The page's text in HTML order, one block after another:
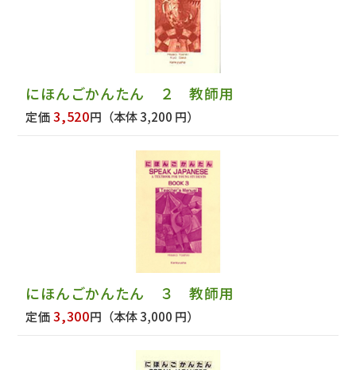
にほんごかんたん ２ 教師用
定価3,520円 （本体 3,200 円）
にほんごかんたん ３ 教師用
定価3,300円 （本体 3,000 円）